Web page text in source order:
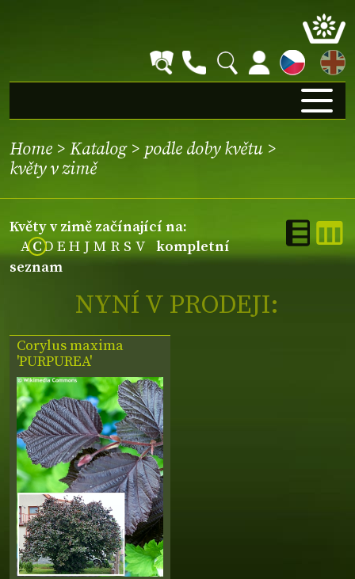
EN
Home > Katalog> podle doby květu >
květy v zimě
květy v zimě začínající na:
ACD E H J M R S V kompletní
seznam
NYNÍ V PRODEJI:
Corylus maxima
'PURPUREA'